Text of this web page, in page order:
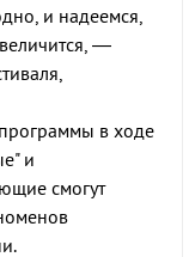
и надеемся,
—
в ходе
и
смогут